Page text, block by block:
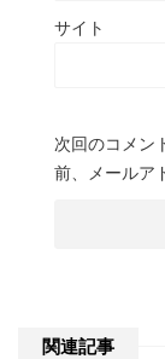
サイト
次回のコメン
前、メールア
関連記事